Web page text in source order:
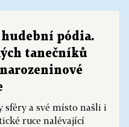
pódia.
tanečníků
sféry a své místo našli i
ruce nalévající